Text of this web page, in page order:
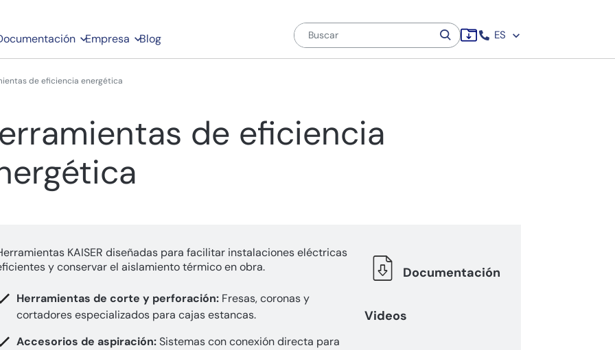
Empresa Blog ES
de eficiencia energética
de eficiencia
KAISER diseñadas para facilitar instalaciones eléctricas
y conservar el aislamiento térmico en obra.
Herramientas de corte y perforación: Fresas, coronas y
cortadores especializados para cajas estancas.
Accesorios de aspiración:Sistemas con conexión directa para
Documentación
Videos